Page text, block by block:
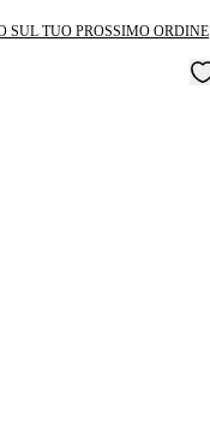
SUL TUO PROSSIMO ORDINE